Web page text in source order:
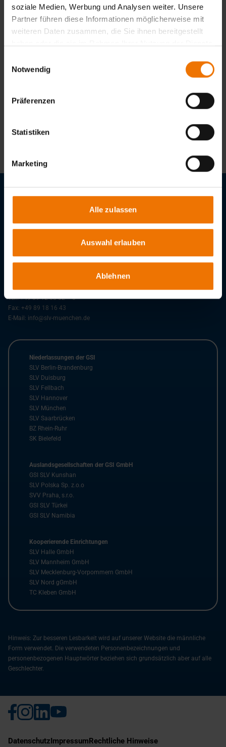
soziale Medien, Werbung und Analysen weiter. Unsere
Partner führen diese Informationen möglicherweise mit
weiteren Daten zusammen, die Sie ihnen bereitgestellt
Notwendig
Präferenzen
Statistiken
Marketing
Alle zulassen
Auswahl erlauben
Ablehnen
Termine:
Ansprechpartner
defreese@slv-muenchen.de
Stellenangebote
Niederlassung SLV München
Tel.:+49 89 12 68 02 – 0
Fax: +49 89 18 16 43
E-Mail: info@slv-muenchen.de
Niederlassungen der GSI
SLV Berlin-Brandenburg
SLV Duisburg
SLV Fellbach
SLV Hannover
SLV München
SLV Saarbrücken
BZ Rhein-Ruhr
SK Bielefeld
Auslandsgesellschaften der GSI GmbH
GSI SLV Kunshan
SLV Polska Sp. z.o.o
SVV Praha, s.r.o.
GSI SLV Türkei
GSI SLV Namibia
Kooperierende Einrichtungen
SLV Halle GmbH
SLV Mannheim GmbH
SLV Mecklenburg-Vorpommern GmbH
SLV Nord gGmbH
TC Kleben GmbH
Hinweis: Zur besseren Lesbarkeit wird auf unserer Website die männliche
Form verwendet. Die verwendeten Personenbezeichnungen und
personenbezogenen Hauptwörter beziehen sich grundsätzlich aber auf alle
Geschlechter.
DatenschutzImpressumRechtliche Hinweise